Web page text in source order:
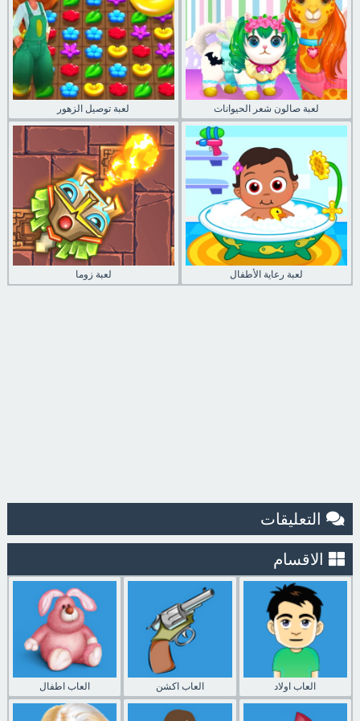
لعبة توصيل الزهور لعبة صالون شعر الحيوانات
لعبة زوما لعبة رعاية الأطفال
التعليقات
الاقسام
العاب اطفال العاب اكشن العاب اولاد